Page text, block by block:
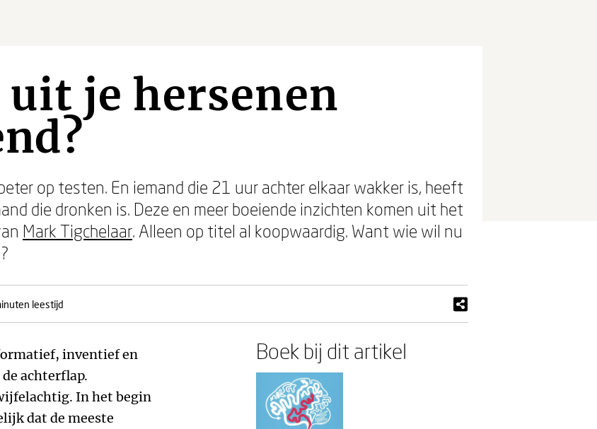
uit je hersenen
op testen. En iemand die 21 uur achter elkaar wakker is, heeft
die dronken is. Deze en meer boeiende inzichten komen uit het
Mark Tigchelaar. Alleen op titel al koopwaardig. Want wie wil nu
leestijd
inventief en
achterflap.
In het begin
dat de meeste
Boek bij dit artikel